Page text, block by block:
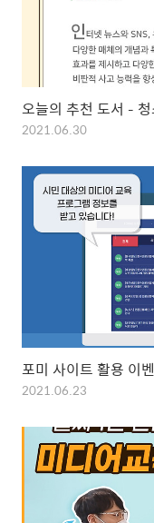
오늘의 추천 도서 –
2021.06.30
포미 사이트 활용 이
2021.06.23